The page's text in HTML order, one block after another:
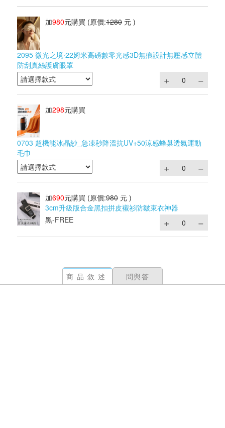
加980元購買 (原價:1280 元 )
2095 微光之境‧22姆米高磅數零光感3D無痕設計無壓感立體
防刮真絲護膚眼罩
加298元購買
0703 超機能冰晶紗_急凍秒降溫抗UV+50涼感蜂巢透氣運動
毛巾
加690元購買 (原價:980 元 )
3cm升級版合金黑扣拼皮襯衫防皺束衣神器
黑-FREE
商品敘述 問與答